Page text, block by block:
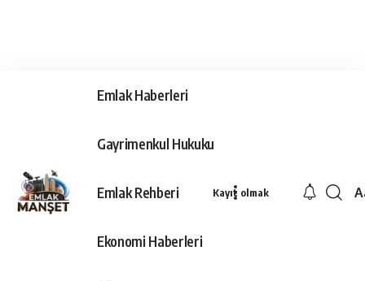
Emlak Haberleri
Gayrimenkul Hukuku
Emlak Rehberi
Ekonomi Haberleri
Kayıt olmak